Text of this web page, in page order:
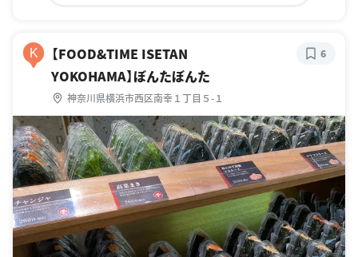
K
【FOOD&TIME ISETAN
YOKOHAMA】ぼんたぼんた
神奈川県横浜市西区南幸１丁目５-１
6